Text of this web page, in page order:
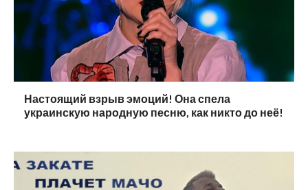
Настоящий взрыв эмоций! Она спела
украинскую народную песню, как никто до неё!